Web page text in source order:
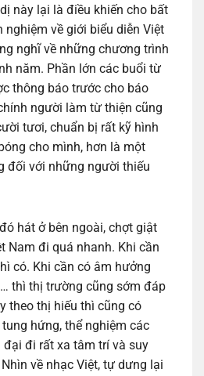
này lại là điều khiến cho bất
nghiệm về giới biểu diễn Việt
nghĩ về những chương trình
năm. Phần lớn các buổi từ
thông báo trước cho báo
người làm từ thiện cũng
tươi, chuẩn bị rất kỹ hình
cho mình, hơn là một
đối với những người thiếu
hát ở bên ngoài, chợt giật
Nam đi quá nhanh. Khi cần
có. Khi cần có âm hưởng
thì thị trường cũng sớm đáp
theo thị hiếu thì cũng có
hứng, thể nghiệm các
đại đi rất xa tâm trí và suy
về nhạc Việt, tự dưng lại